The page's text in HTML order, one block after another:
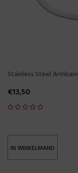
Stainless Steel
€13,50
IN WINKELMAND